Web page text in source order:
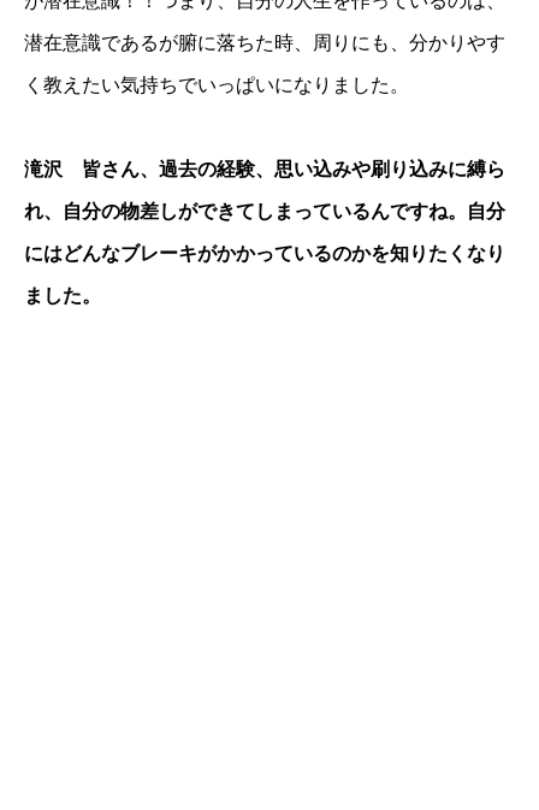
潜在意識であるが腑に落ちた時、周りにも、分かりやす
く教えたい気持ちでいっぱいになりました。
滝沢 皆さん、過去の経験、思い込みや刷り込みに縛ら
れ、自分の物差しができてしまっているんですね。自分
にはどんなブレーキがかかっているのかを知りたくなり
ました。